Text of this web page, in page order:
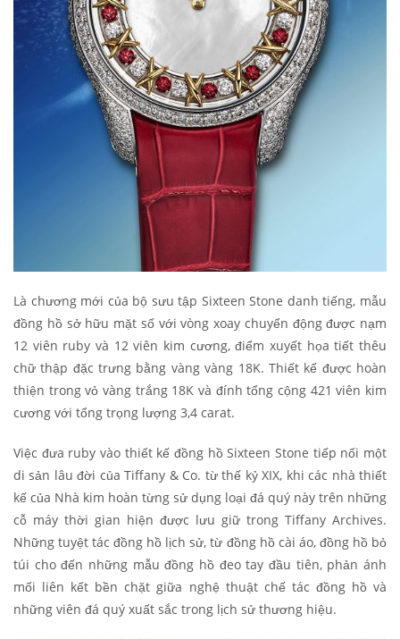
Là chương mới của bộ sưu tập Sixteen Stone danh tiếng, mẫu
đồng hồ sở hữu mặt số với vòng xoay chuyển động được nạm
12 viên ruby và 12 viên kim cương, điểm xuyết họa tiết thêu
chữ thập đặc trưng bằng vàng vàng 18K. Thiết kế được hoàn
thiện trong vỏ vàng trắng 18K và đính tổng cộng 421 viên kim
cương với tổng trọng lượng 3,4 carat.
Việc đưa ruby vào thiết kế đồng hồ Sixteen Stone tiếp nối một
di sản lâu đời của Tiffany & Co. từ thế kỷ XIX, khi các nhà thiết
kế của Nhà kim hoàn từng sử dụng loại đá quý này trên những
cỗ máy thời gian hiện được lưu giữ trong Tiffany Archives.
Những tuyệt tác đồng hồ lịch sử, từ đồng hồ cài áo, đồng hồ bỏ
túi cho đến những mẫu đồng hồ đeo tay đầu tiên, phản ánh
mối liên kết bền chặt giữa nghệ thuật chế tác đồng hồ và
những viên đá quý xuất sắc trong lịch sử thương hiệu.